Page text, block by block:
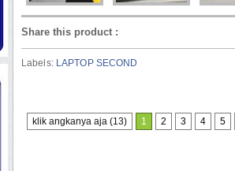
Share this product :
Labels: LAPTOP SECOND
klik angkanya aja (13) 1 2 3 4 5